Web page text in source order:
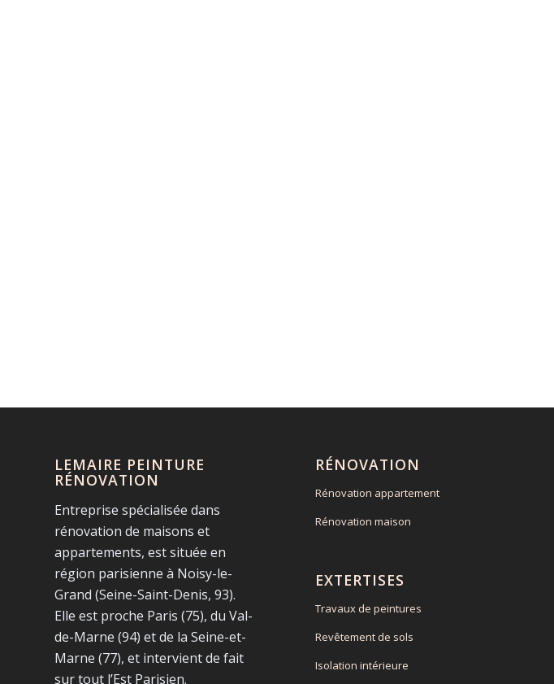
LEMAIRE PEINTURE
RÉNOVATION
Entreprise spécialisée dans
rénovation de maisons et
appartements, est située en
région parisienne à Noisy-le-
Grand (Seine-Saint-Denis, 93).
Elle est proche Paris (75), du Val-
de-Marne (94) et de la Seine-et-
Marne (77), et intervient de fait
sur tout l’Est Parisien.
RÉNOVATION
Rénovation appartement
Rénovation maison
EXTERTISES
Travaux de peintures
Revêtement de sols
Isolation intérieure